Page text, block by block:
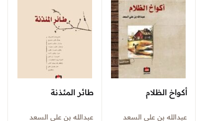
أكواخ الظلام
عبدالله بن علي السعد
طائر المئذنة
عبدالله بن علي السعد